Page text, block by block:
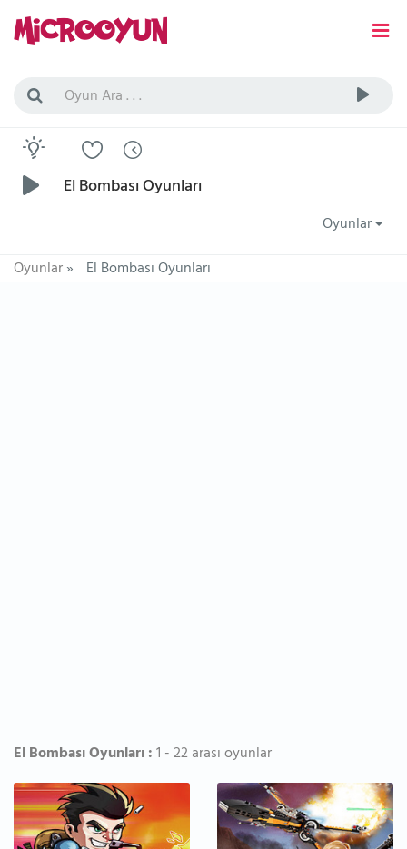
El Bombası Oyunları
Oyunlar
Oyunlar» El Bombası Oyunları
El Bombası Oyunları :1 - 22 arası oyunlar